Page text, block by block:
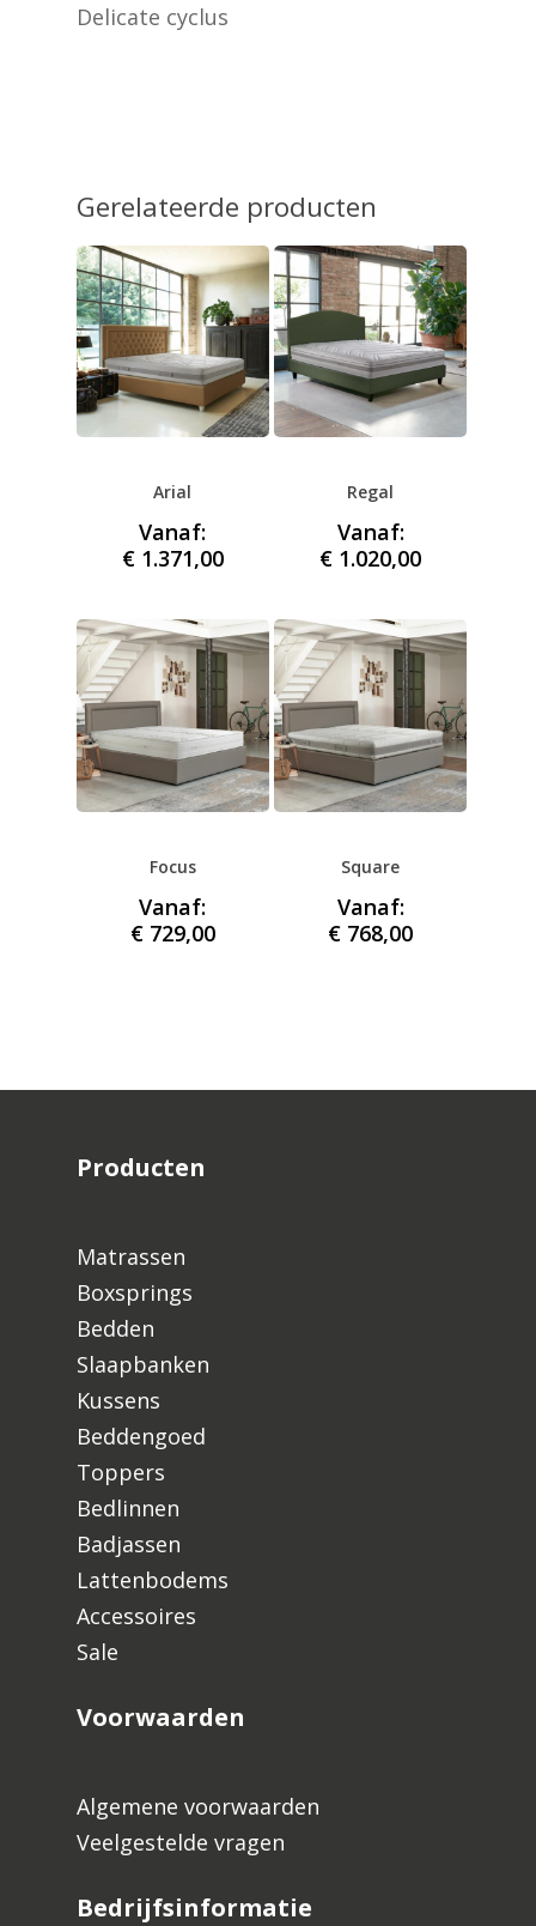
Delicate cyclus
Gerelateerde producten
Arial
Vanaf:
€1.371,00
Regal
Vanaf:
€ 1.020,00
Focus
Vanaf:
€729,00
Square
Vanaf:
€ 768,00
Producten
Matrassen
Boxsprings
Bedden
Slaapbanken
Kussens
Beddengoed
Toppers
Bedlinnen
Badjassen
Lattenbodems
Accessoires
Sale
Voorwaarden
Algemene voorwaarden
Veelgestelde vragen
Bedrijfsinformatie